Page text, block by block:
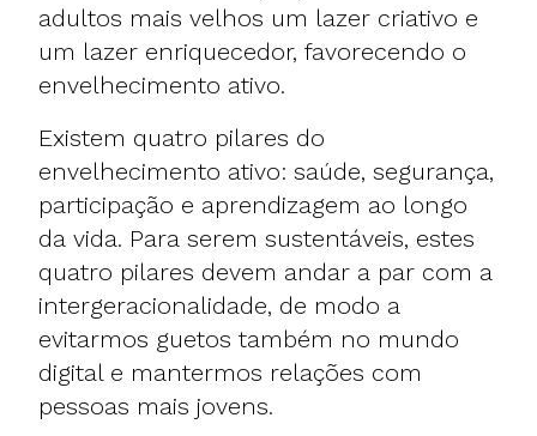
adultos mais velhos um lazer criativo e
um lazer enriquecedor, favorecendo o
envelhecimento ativo.
Existem quatro pilares do
envelhecimento ativo: saúde, segurança,
participação e aprendizagem ao longo
da vida. Para serem sustentáveis, estes
quatro pilares devem andar a par com a
intergeracionalidade, de modo a
evitarmos guetos também no mundo
digital e mantermos relações com
pessoas mais jovens.